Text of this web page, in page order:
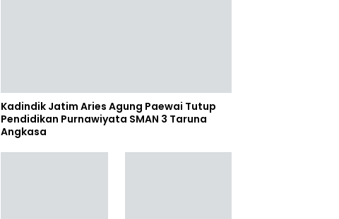
Kadindik Jatim Aries Agung Paewai Tutup
Pendidikan Purnawiyata SMAN 3 Taruna
Angkasa